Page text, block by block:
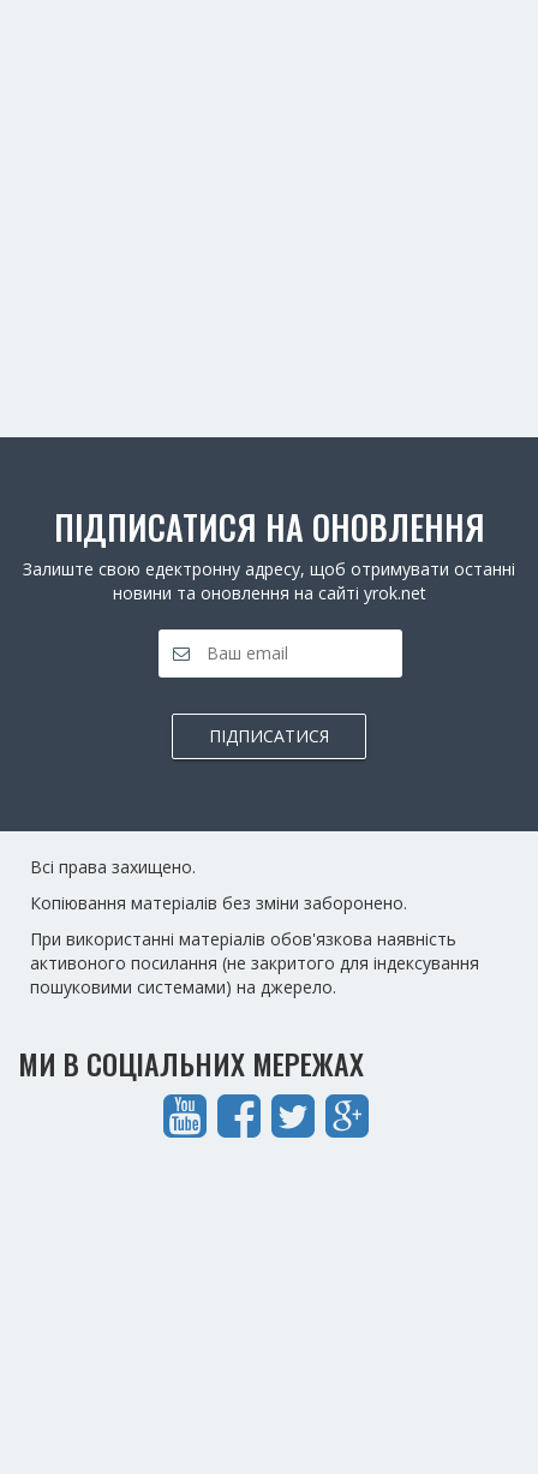
ПІДПИСАТИСЯ НА ОНОВЛЕННЯ
Залиште свою едектронну адресу, щоб отримувати останні
новини та оновлення на сайті yrok.net
ПІДПИСАТИСЯ
Всі права захищено.
Копіювання матеріалів без зміни заборонено.
При використанні матеріалів обов'язкова наявність
активоного посилання (не закритого для індексування
пошуковими системами) на джерело.
МИ В СОЦІАЛЬНИХ МЕРЕЖАХ